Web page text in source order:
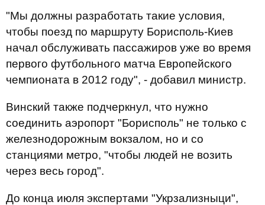
"Мы должны разработать такие условия,
чтобы поезд по маршруту Борисполь-Киев
начал обслуживать пассажиров уже во время
первого футбольного матча Европейского
чемпионата в 2012 году", - добавил министр.
Винский также подчеркнул, что нужно
соединить аэропорт "Борисполь" не только с
железнодорожным вокзалом, но и со
станциями метро, "чтобы людей не возить
через весь город".
До конца июля экспертами "Укрзализныци",